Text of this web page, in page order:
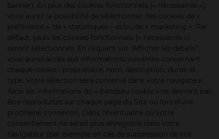
banner). En plus des cookies fonctionnels (« nécessaires »),
vous aurez la possibilité de sélectionner des cookies de «
préférence », de « statistiques » et/ou de « marketing ». Par
défaut, seuls les cookies fonctionnels (« nécessaires »)
seront sélectionnés. En cliquant sur "Afficher les détails",
vous aurez accès aux informations suivantes concernant
chaque cookie : propriétaire, nom, description, durée et
type. Votre sélection sera conservé dans votre navigateur.
Ainsi les informations du « bandeau cookie » ne devront pas
être reproduites sur chaque page du Site ou lors d’une
prochaine connexion. Dans l’éventualité où votre
consentement ne serait plus enregistré dans votre
navigateur (par exemple en cas de suppression de vos